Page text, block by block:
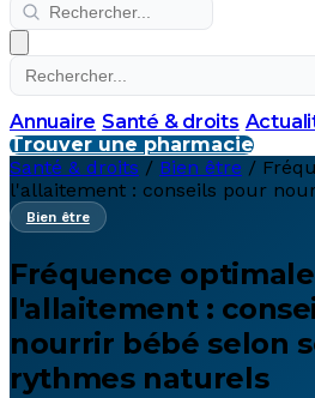
Annuaire Santé & droits
Trouver une pharmacie
Santé & droits / Bien être /
l'allaitement : conseils pour
Bien être
Fréquence
l'allaitement :
nourrir bébé selon
rythmes naturels